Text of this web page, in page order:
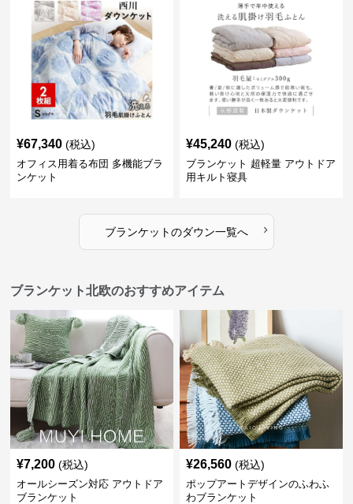
¥67,340 (税込)
オフィス用着る布団 多機能ブラ
ンケット
¥45,240 (税込)
ブランケット 超軽量 アウトドア
用キルト寝具
ブランケットのダウン一覧へ ›
ブランケット北欧のおすすめアイテム
¥7,200 (税込)
オールシーズン対応 アウトドア
ブランケット
¥26,560 (税込)
ポップアートデザインのふわふ
わブランケット